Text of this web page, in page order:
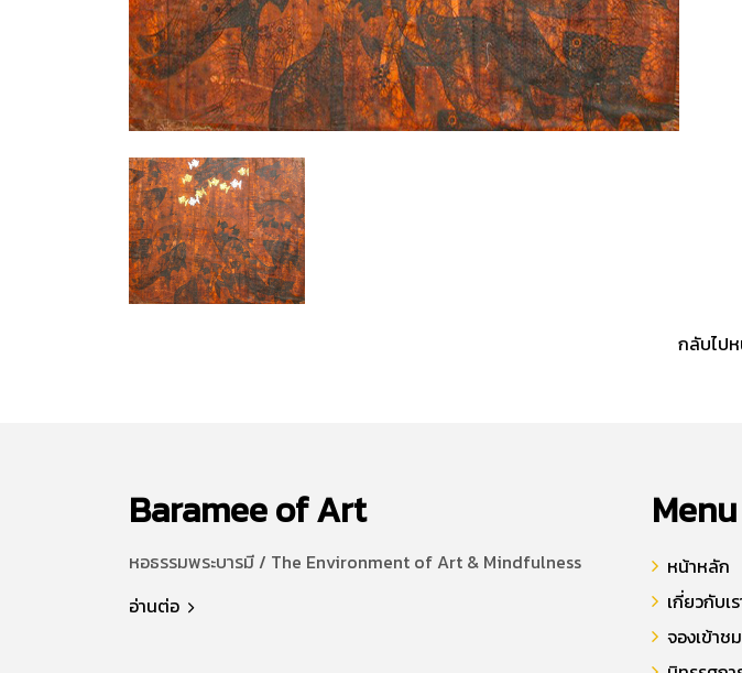
กลับไป
Baramee of Art
หอธรรมพระบารมี / The Environment of Art & Mindfulness
อ่านต่อ
Menu
หน้าหลัก
เกี่ยวกับเ
จองเข้าช